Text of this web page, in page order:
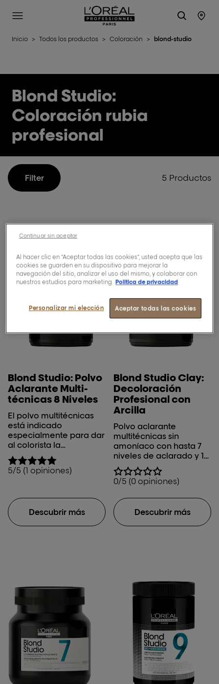
L'Oréal Professionnel Paris
Site Menu
Inicio > Todos los productos > Coloración > blond-studio
Blond Studio:
Coloración rubia
profesional
Filter 5 Productos
Blond Studio: Polvo
Aclarante Multi-
técnicas 8 Niveles
El polvo multitécnicas
está indicado
especialmente para dar
al colorista la
flexibilidad necesaria
para realizar técnicas al
aire libre como las luces
niveles de aclarado.
5/5 (1 opiniones)
Descubrir más
Blond Studio Clay:
Decoloración
Profesional con
Arcilla
Polvo aclarante
multitécnicas sin
amoníaco con hasta 7
niveles de aclarado y 19
% de arcilla para una
textura espesa ideal
para el balayage.
0/5 (0 opiniones)
Descubrir más
Al hacer clic en “Aceptar todas las cookies”, usted acepta que las
cookies se guarden en su dispositivo para mejorar la
navegación del sitio, analizar el uso del mismo, y colaborar con
nuestros estudios para marketing. Política de privacidad
Aceptar todas las cookies
Personalizar mi elección
Continuar sin aceptar